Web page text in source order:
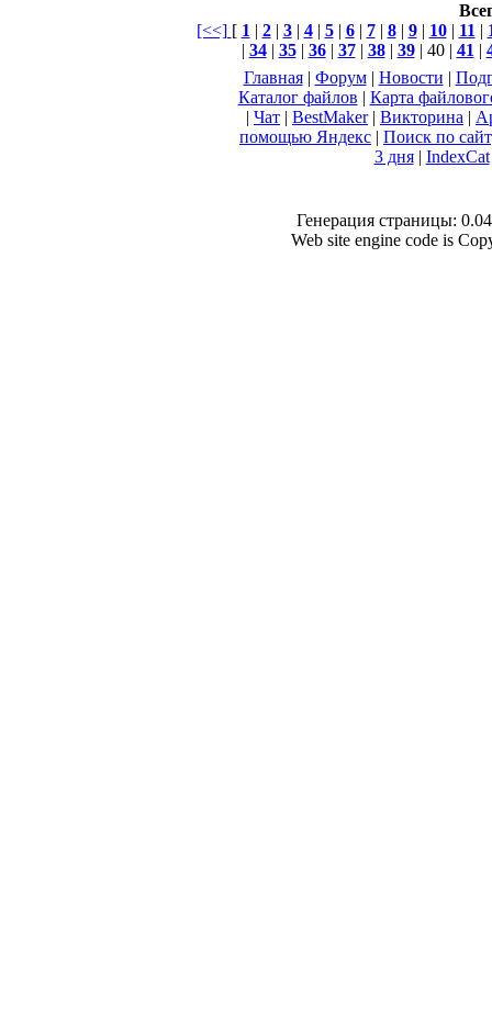
[<<] [ 1 | 2| 3| 4| 5| 6| 7| 8| 9| 10| 11 |
| 34| 35| 36| 37| 38| 39| 40 | 41 |
Главная| Форум| Новости |
Каталог файлов | Карта
| Чат | BestMaker| Викторина |
помощью Яндекс | Поиск по
3 дня| IndexCat
Генерация страницы:
Web site engine code is